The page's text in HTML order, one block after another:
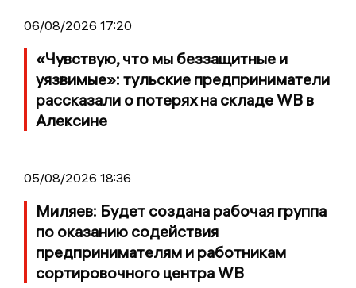
06/08/2026 17:20
«Чувствую, что мы беззащитные и
уязвимые»: тульские предприниматели
рассказали о потерях на складе WB в
Алексине
05/08/2026 18:36
Миляев: Будет создана рабочая группа
по оказанию содействия
предпринимателям и работникам
сортировочного центра WB